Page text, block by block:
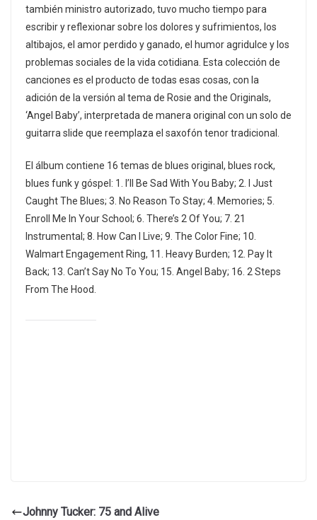
también ministro autorizado, tuvo mucho tiempo para
escribir y reflexionar sobre los dolores y sufrimientos, los
altibajos, el amor perdido y ganado, el humor agridulce y los
problemas sociales de la vida cotidiana. Esta colección de
canciones es el producto de todas esas cosas, con la
adición de la versión al tema de Rosie and the Originals,
‘Angel Baby’, interpretada de manera original con un solo de
guitarra slide que reemplaza el saxofón tenor tradicional.
El álbum contiene 16 temas de blues original, blues rock,
blues funk y góspel: 1. I’ll Be Sad With You Baby; 2. I Just
Caught The Blues; 3. No Reason To Stay; 4. Memories; 5.
Enroll Me In Your School; 6. There’s 2 Of You; 7. 21
Instrumental; 8. How Can I Live; 9. The Color Fine; 10.
Walmart Engagement Ring, 11. Heavy Burden; 12. Pay It
Back; 13. Can’t Say No To You; 15. Angel Baby; 16. 2 Steps
From The Hood.
Johnny Tucker: 75 and Alive